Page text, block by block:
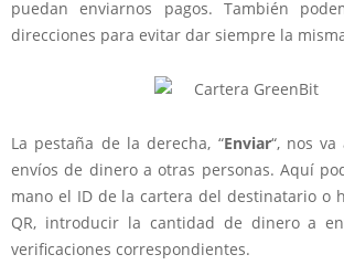
puedan enviarnos pagos. También
direcciones para evitar dar siempre la
La pestaña de la derecha, “Enviar“, nos
envíos de dinero a otras personas. Aquí
mano el ID de la cartera del destinatario o
QR, introducir la cantidad de dinero a
verificaciones correspondientes.